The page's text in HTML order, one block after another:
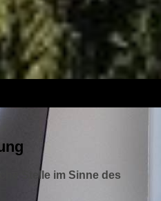
Stelle im Sinne des